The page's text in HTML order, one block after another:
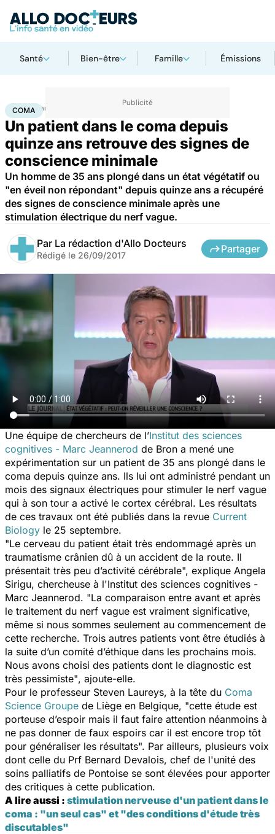
Santé Bien-être Famille Émissions
Accueil Santé
COMA
Un patient dans le coma depuis
quinze ans retrouve des signes de
conscience minimale
Un homme de 35 ans plongé dans un état végétatif ou
"en éveil non répondant" depuis quinze ans a récupéré
des signes de conscience minimale après une
stimulation électrique du nerf vague.
Par La rédaction d'Allo Docteurs
Rédigé le 26/09/2017
Partager
Une équipe de chercheurs de l’Institut des sciences
cognitives - Marc Jeannerod de Bron a mené une
expérimentation sur un patient de 35 ans plongé dans le
coma depuis quinze ans. Ils lui ont administré pendant un
mois des signaux électriques pour stimuler le nerf vague
qui à son tour a activé le cortex cérébral. Les résultats
de ces travaux ont été publiés dans la revue Current
Biology le 25 septembre.
"Le cerveau du patient était très endommagé après un
traumatisme crânien dû à un accident de la route. Il
présentait très peu d’activité cérébrale", explique Angela
Sirigu, chercheuse à l'Institut des sciences cognitives -
Marc Jeannerod. "La comparaison entre avant et après
le traitement du nerf vague est vraiment significative,
même si nous sommes seulement au commencement de
cette recherche. Trois autres patients vont être étudiés à
la suite d’un comité d’éthique dans les prochains mois.
Nous avons choisi des patients dont le diagnostic est
très pessimiste", ajoute-elle.
Pour le professeur Steven Laureys, à la tête du Coma
Science Groupe de Liège en Belgique, "cette étude est
porteuse d’espoir mais il faut faire attention néanmoins à
ne pas donner de faux espoirs car il est encore trop tôt
pour généraliser les résultats". Par ailleurs, plusieurs voix
dont celle du Prf Bernard Devalois, chef de l'unité des
soins palliatifs de Pontoise se sont élevées pour apporter
des critiques à cette publication.
A lire aussi : stimulation nerveuse d'un patient dans le
coma : "un seul cas" et "des conditions d'étude très
discutables"